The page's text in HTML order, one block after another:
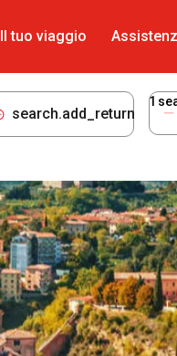
Il tuo viaggio
search.add_return
1